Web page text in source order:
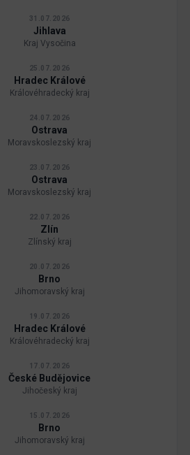
31.07.2026
Jihlava
Kraj Vysočina
25.07.2026
Hradec Králové
Královéhradecký kraj
24.07.2026
Ostrava
Moravskoslezský kraj
23.07.2026
Ostrava
Moravskoslezský kraj
22.07.2026
Zlín
Zlínský kraj
20.07.2026
Brno
Jihomoravský kraj
19.07.2026
Hradec Králové
Královéhradecký kraj
17.07.2026
České Budějovice
Jihočeský kraj
15.07.2026
Brno
Jihomoravský kraj